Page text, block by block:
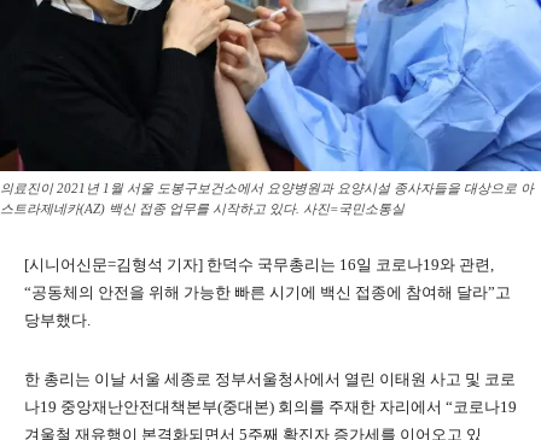
의료진이 2021년 1월 서울 도봉구보건소에서 요양병원과 요양시설 종사자들을 대상으로 아
스트라제네카(AZ) 백신 접종 업무를 시작하고 있다. 사진=국민소통실
[시니어신문=김형석 기자] 한덕수 국무총리는 16일 코로나19와 관련,
“공동체의 안전을 위해 가능한 빠른 시기에 백신 접종에 참여해 달라”고
당부했다.
한 총리는 이날 서울 세종로 정부서울청사에서 열린 이태원 사고 및 코로
나19 중앙재난안전대책본부(중대본) 회의를 주재한 자리에서 “코로나19
겨울철 재유행이 본격화되면서 5주째 확진자 증가세를 이어오고 있